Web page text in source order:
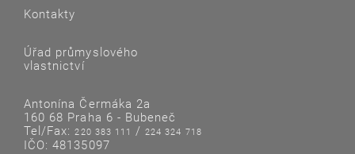
Kontakty
Úřad průmyslového
vlastnictví
Antonína Čermáka 2a
160 68 Praha 6 - Bubeneč
Tel/Fax:220 383 111 /224 324 718
IČO: 48135097